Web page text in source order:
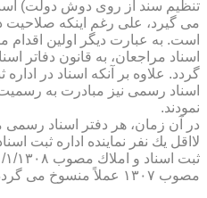
تنظیم سند از روی دوش دولت)
می گیرد، علی رغم اینكه صلاحیت
است. به عبارت دیگر اولین
گردد. علاوه بر آنكه اسناد در
اسناد رسمی نیز مبادرت به
نمودند.
در آن زمان، هر دفتر اسناد
لااقل یك نفر نماینده اداره ثبت
مصوب ۱۳۰۷ عملاً منسوخ می گردد .